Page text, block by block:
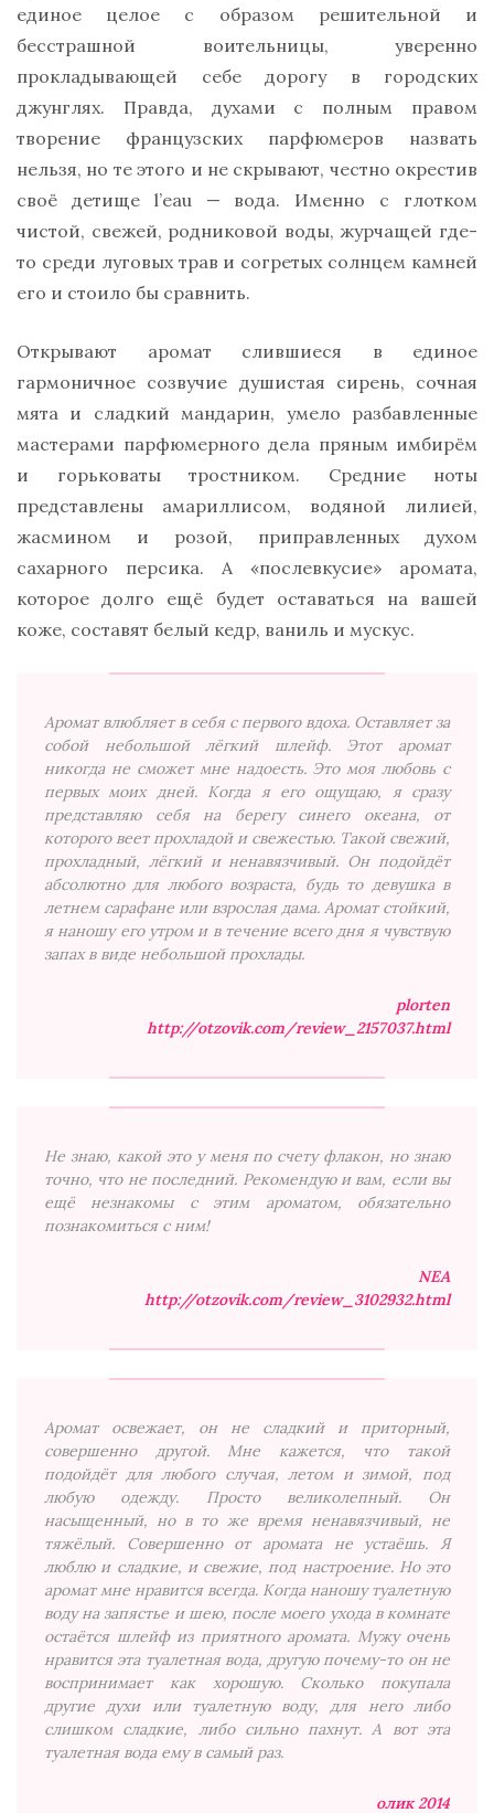
единое целое с образом решительной и
бесстрашной воительницы, уверенно
прокладывающей себе дорогу в городских
джунглях. Правда, духами с полным правом
творение французских парфюмеров назвать
нельзя, но те этого и не скрывают, честно окрестив
своё детище l’eau — вода. Именно с глотком
чистой, свежей, родниковой воды, журчащей где-
то среди луговых трав и согретых солнцем камней
его и стоило бы сравнить.
Открывают аромат слившиеся в единое
гармоничное созвучие душистая сирень, сочная
мята и сладкий мандарин, умело разбавленные
мастерами парфюмерного дела пряным имбирём
и горьковаты тростником. Средние ноты
представлены амариллисом, водяной лилией,
жасмином и розой, приправленных духом
сахарного персика. А «послевкусие» аромата,
которое долго ещё будет оставаться на вашей
коже, составят белый кедр, ваниль и мускус.
Аромат влюбляет в себя с первого вдоха. Оставляет за
собой небольшой лёгкий шлейф. Этот аромат
никогда не сможет мне надоесть. Это моя любовь с
первых моих дней. Когда я его ощущаю, я сразу
представляю себя на берегу синего океана, от
которого веет прохладой и свежестью. Такой свежий,
прохладный, лёгкий и ненавязчивый. Он подойдёт
абсолютно для любого возраста, будь то девушка в
летнем сарафане или взрослая дама. Аромат стойкий,
я наношу его утром и в течение всего дня я чувствую
запах в виде небольшой прохлады.
plorten
http://otzovik.com/review_2157037.html
Не знаю, какой это у меня по счету флакон, но знаю
точно, что не последний. Рекомендую и вам, если вы
ещё незнакомы с этим ароматом, обязательно
познакомиться с ним!
NEA
http://otzovik.com/review_3102932.html
Аромат освежает, он не сладкий и приторный,
совершенно другой. Мне кажется, что такой
подойдёт для любого случая, летом и зимой, под
любую одежду. Просто великолепный. Он
насыщенный, но в то же время ненавязчивый, не
тяжёлый. Совершенно от аромата не устаёшь. Я
люблю и сладкие, и свежие, под настроение. Но это
аромат мне нравится всегда. Когда наношу туалетную
воду на запястье и шею, после моего ухода в комнате
остаётся шлейф из приятного аромата. Мужу очень
нравится эта туалетная вода, другую почему-то он не
воспринимает как хорошую. Сколько покупала
другие духи или туалетную воду, для него либо
слишком сладкие, либо сильно пахнут. А вот эта
туалетная вода ему в самый раз.
олик 2014